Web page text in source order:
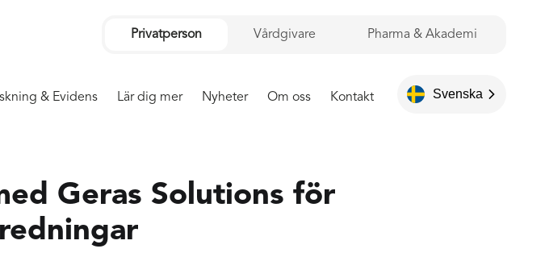
Svenska
Privatperson Vårdgivare Pharma & Akademi
& Evidens Lär dig mer Nyheter Om oss Kontakt
Geras Solutions för